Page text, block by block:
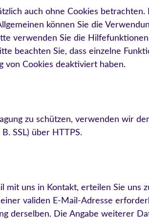
auch ohne Cookies
können Sie die
verwenden Sie die
beachten Sie, dass einzelne
von Cookies deaktiviert haben.
zu schützen, verwenden wir
SSL) über HTTPS.
mit uns in Kontakt, erteilen Sie uns
validen E-Mail-Adresse
derselben. Die Angabe weiterer